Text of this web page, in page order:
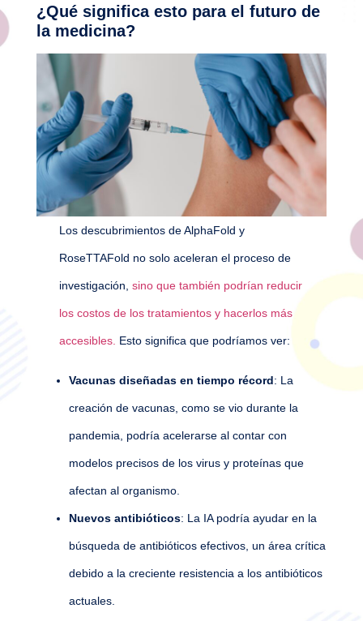
¿Qué significa esto para el futuro de
la medicina?
Los descubrimientos de AlphaFold y
RoseTTAFold no solo aceleran el proceso de
investigación,sino que también podrían reducir
los costos de los tratamientos y hacerlos más
accesibles. Esto significa que podríamos ver:
Vacunas diseñadas en tiempo récord: La
creación de vacunas, como se vio durante la
pandemia, podría acelerarse al contar con
modelos precisos de los virus y proteínas que
afectan al organismo.
Nuevos antibióticos: La IA podría ayudar en la
búsqueda de antibióticos efectivos, un área crítica
debido a la creciente resistencia a los antibióticos
actuales.